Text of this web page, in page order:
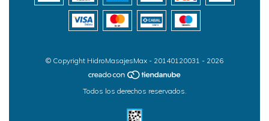
© Copyright HidroMasajesMax - 20140120031 - 2026
Todos los derechos reservados.